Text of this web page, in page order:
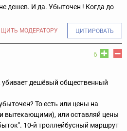
дешев. И да. Убыточен ! Когда до
МОДЕРАТОРУ ЦИТИРОВАТЬ
6
дешёвый общественный
То есть или цены на
вытекающими), или оставляй цены
10-й троллейбусный маршрут